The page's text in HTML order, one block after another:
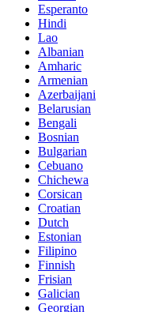
Esperanto
Hindi
Lao
Albanian
Amharic
Armenian
Azerbaijani
Belarusian
Bengali
Bosnian
Bulgarian
Cebuano
Chichewa
Corsican
Croatian
Dutch
Estonian
Filipino
Finnish
Frisian
Galician
Georgian